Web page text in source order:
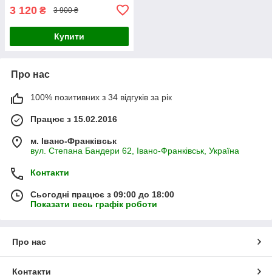
3 120 ₴ 3 900 ₴
Купити
Про нас
100% позитивних з 34 відгуків за рік
Працює з 15.02.2016
м. Івано-Франківськ
вул. Степана Бандери 62, Івано-Франківськ, Україна
Контакти
Сьогодні працює з 09:00 до 18:00
Показати весь графік роботи
Про нас
Контакти